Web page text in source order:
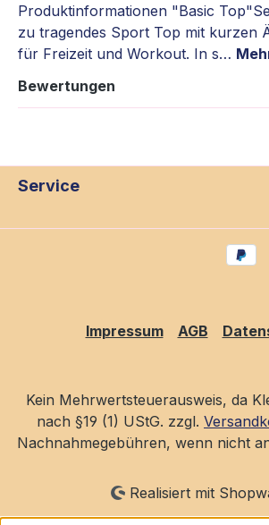
Produktinformationen "Basic
zu tragendes Sport Top mit kurzen
für Freizeit und Workout. In s…
Bewertungen
Service
Impressum AGB
Kein Mehrwertsteuerausweis, da
nach §19 (1) UStG. zzgl.
Nachnahmegebühren, wenn nicht
Realisiert mit